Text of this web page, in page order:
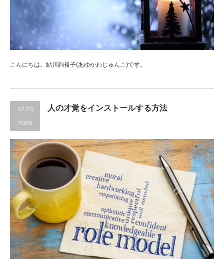
こんにちは。鮎川詢裕子(あゆかわじゅんこ)です。
12.23
2020
人の才覚をインストールする方法